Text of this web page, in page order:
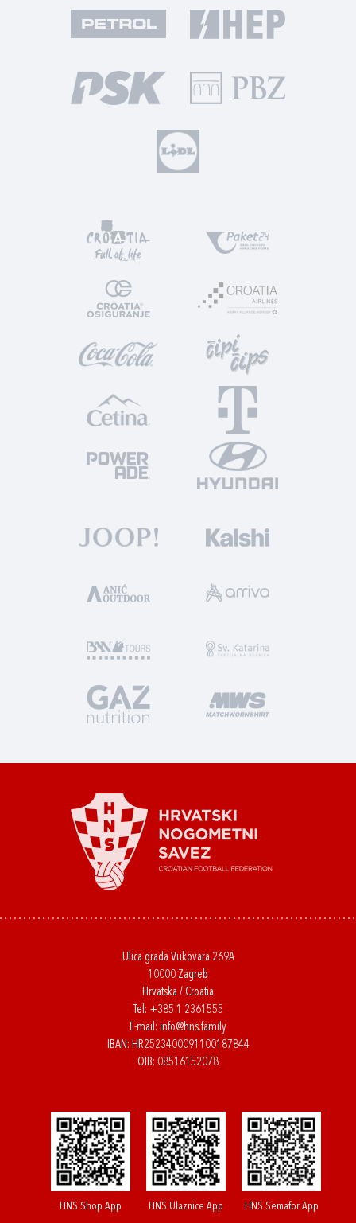
Ulica grada Vukovara 269A
10000 Zagreb
Hrvatska / Croatia
Tel: +385 1 2361555
E-mail: info@hns.family
IBAN: HR2523400091100187844
OIB: 08516152078
HNS Shop App HNS Ulaznice App HNS Semafor App